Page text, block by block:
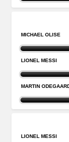
MICHAEL OLISE
LIONEL MESSI
MARTIN
LIONEL MESSI